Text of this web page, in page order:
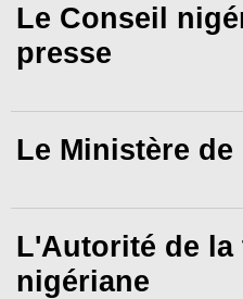
Le Conseil
presse
Le Ministère
L'Autorité de la
nigériane